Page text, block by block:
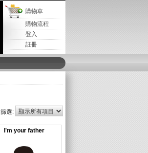
購物車
購物流程
登入
註冊
篩選:
I'm your father